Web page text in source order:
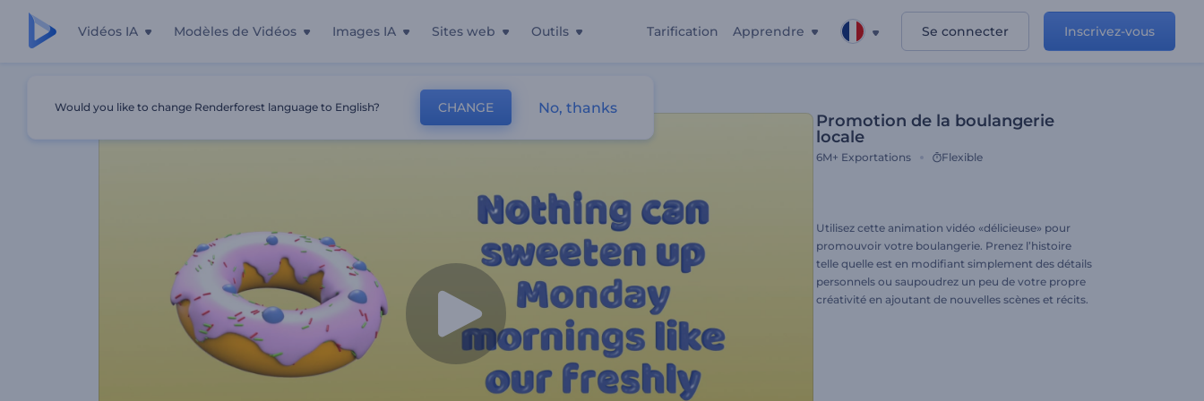
Vidéos IA Modèles de Vidéos Images IA Sites web Outils Tarification Apprendre Se connecter Inscrivez-vous
Promotion de la boulangerie
locale
6M+ Exportations Flexible
Utilisez cette animation vidéo «délicieuse» pour
promouvoir votre boulangerie. Prenez l’histoire
telle quelle est en modifiant simplement des détails
personnels ou saupoudrez un peu de votre propre
créativité en ajoutant de nouvelles scènes et récits.
Would you like to change Renderforest language to English? CHANGE No, thanks